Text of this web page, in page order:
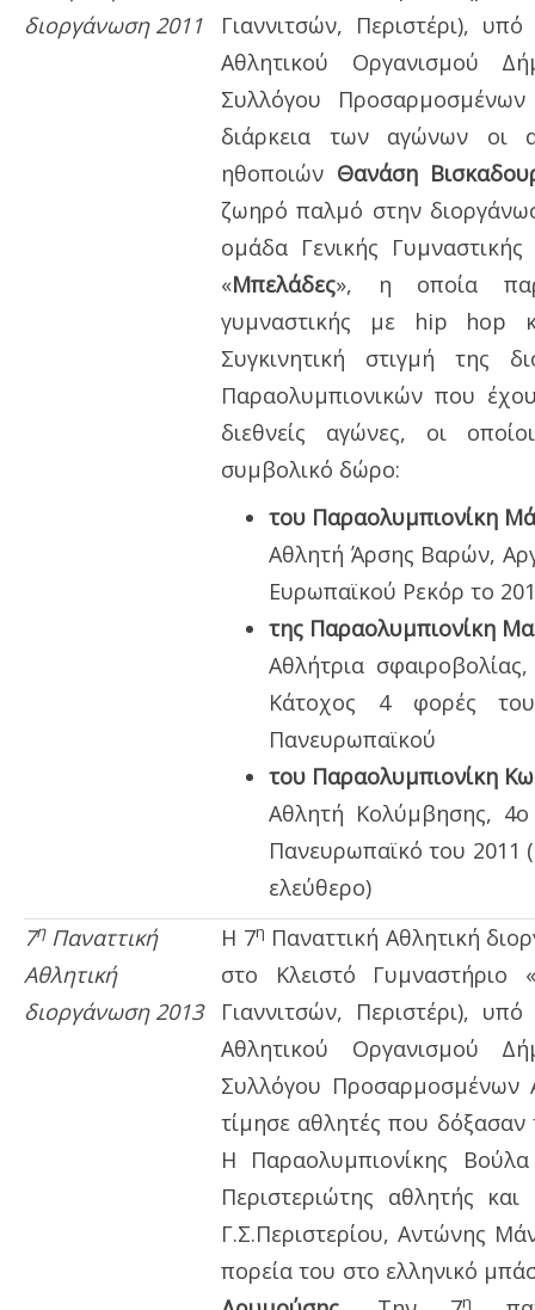
διοργάνωση 2011
Γιαννιτσών, Περιστέρι),
Αθλητικού Οργανισμού
Συλλόγου
διάρκεια των αγώνων οι
ηθοποιών Θανάση
ζωηρό παλμό στην
ομάδα Γενικής
«Μπελάδες», η οποία
γυμναστικής με hip hop
Συγκινητική στιγμή της
Παραολυμπιονικών που
διεθνείς αγώνες, οι
συμβολικό δώρο:
του Παραολυμπιονίκη
Αθλητή Άρσης Βαρών,
Ευρωπαϊκού Ρεκόρ το
της Παραολυμπιονίκη
Αθλήτρια
Κάτοχος 4 φορές
Πανευρωπαϊκού
του Παραολυμπιονίκη
Αθλητή Κολύμβησης, 4ο
Πανευρωπαϊκό του 2011
ελεύθερο)
7ηΠαναττική
Αθλητική
διοργάνωση 2013
Η 7η Παναττική Αθλητική
στο Κλειστό Γυμναστήριο
Γιαννιτσών, Περιστέρι),
Αθλητικού Οργανισμού
Συλλόγου Προσαρμοσμένων
τίμησε αθλητές που δόξασαν
Η Παραολυμπιονίκης
Περιστεριώτης αθλητής
Γ.Σ.Περιστερίου, Αντώνης
πορεία του στο ελληνικό
η